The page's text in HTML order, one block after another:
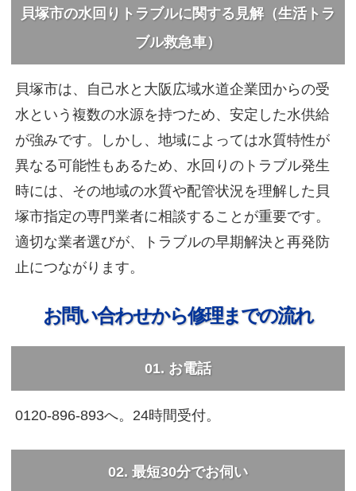
貝塚市の水回りトラブルに関する見解（生活トラ
ブル救急車）
貝塚市は、自己水と大阪広域水道企業団からの受
水という複数の水源を持つため、安定した水供給
が強みです。しかし、地域によっては水質特性が
異なる可能性もあるため、水回りのトラブル発生
時には、その地域の水質や配管状況を理解した貝
塚市指定の専門業者に相談することが重要です。
適切な業者選びが、トラブルの早期解決と再発防
止につながります。
お問い合わせから修理までの流れ
01. お電話
0120-896-893へ。24時間受付。
02. 最短30分でお伺い